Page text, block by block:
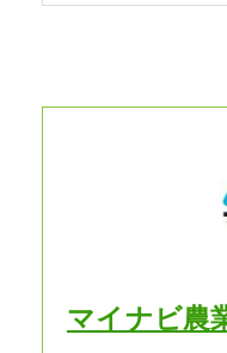
マイナビ農